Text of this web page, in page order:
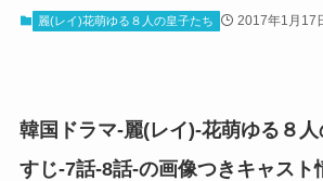
麗(レイ)花萌ゆる８人の皇子たち 2017年1月17
韓国ドラマ-麗(レイ)-花萌ゆる８
すじ-7話-8話-の画像つきキャスト